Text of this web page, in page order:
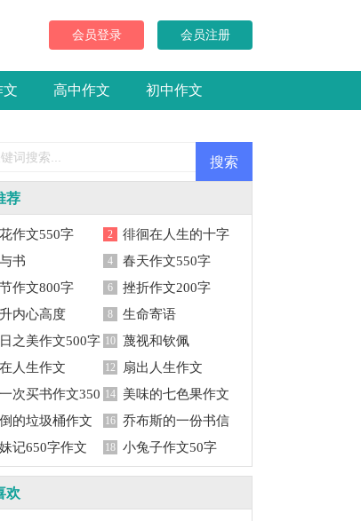
会员登录 会员注册
文 高中作文 初中作文
荐
作文550字 2
徘徊在人生的十字
路口作文
书 4 春天作文550字
作文800字 6 挫折作文200字
内心高度 8 生命寄语
之美作文500字 10 蔑视和钦佩
人生作文 12 扇出人生作文
次买书作文350 14
美味的七色果作文
500字
的垃圾桶作文
16 乔布斯的一份书信
作文1500字
记650字作文 18 小兔子作文50字
欢